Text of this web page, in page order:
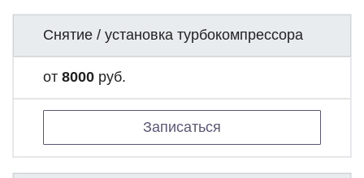
Снятие / установка турбокомпрессора
от 8000 руб.
Записаться